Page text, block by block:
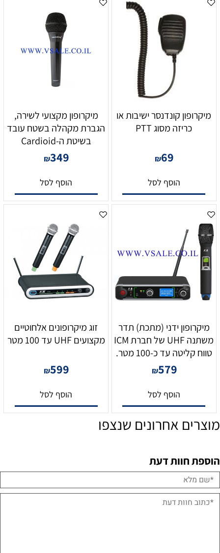
מיקרופון קונדנסר ישיבות או
כריזה מסוג PTT
₪69
הוסף לסל
מיקרופון מקצועי לשירה,
הגברת מקהלה בשטח עובד
בשיטת ה-Cardioid
₪349
הוסף לסל
מיקרופון ידני (מתכת) תדר
משתנה UHF של חברת ICM
טווח קליטה עד כ-100 מטר.
₪579
הוסף לסל
זוג מיקרופונים אלחוטיים
מקצועים UHF עד 100 מטר
₪599
הוסף לסל
מוצרים אחרונים שנצפו
הוספת חוות דעת